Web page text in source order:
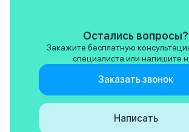
удобнее было бы иметь
физические кнопки. И расход в
пробках иногда зашкаливает за
14 литров. Но когда садишься за
руль и чувствуешь этот
комфорт... Стоит ли обращать
внимание на такие мелочи?
Однозначно рекомендую!
Остались вопросы?
Закажите бесплатную
специалиста или напишите
Заказать звонок
Написать